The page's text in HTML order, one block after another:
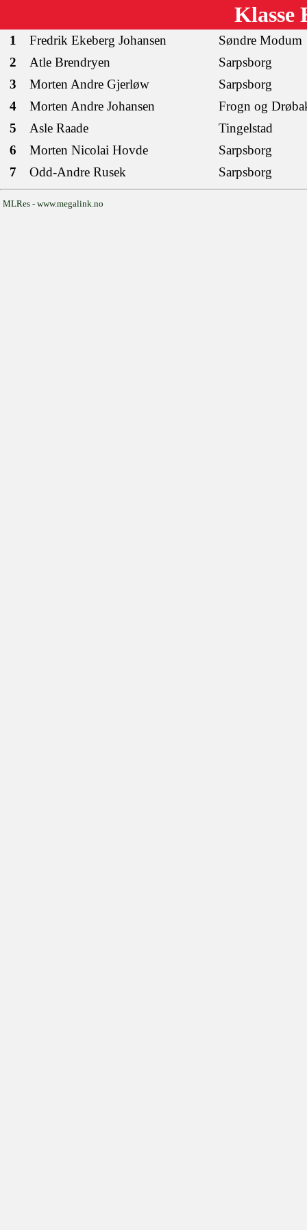
Klasse
1 Fredrik Ekeberg Johansen
Søndre Modum
2
Atle Brendryen
Sarpsborg
3
Morten Andre Gjerløw
Sarpsborg
4
Morten Andre Johansen
Frogn og
5
Asle Raade
Tingelstad
6
Morten Nicolai Hovde
Sarpsborg
7
Odd-Andre Rusek Sarpsborg
MLRes - www.megalink.no